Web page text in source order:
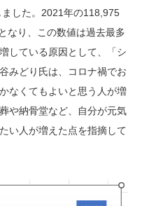
した。2021年の118,975
なり、この数値は過去最多
している原因として、「シ
みどり氏は、コロナ禍でお
なくてもよいと思う人が増
や納骨堂など、自分が元気
い人が増えた点を指摘して